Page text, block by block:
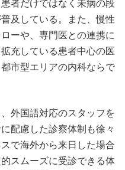
者だけではなく未病の段
及している。また、慢性
ーや、専門医との連携に
充している患者中心の医
市型エリアの内科ならで
外国語対応のスタッフを
配慮した診察体制も徐々
で海外から来日した場合
スムーズに受診できる体